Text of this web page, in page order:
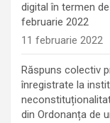
digital în termen
februarie 2022
11 februarie 2022
Răspuns colectiv
înregistrate la
din Ordonanța de